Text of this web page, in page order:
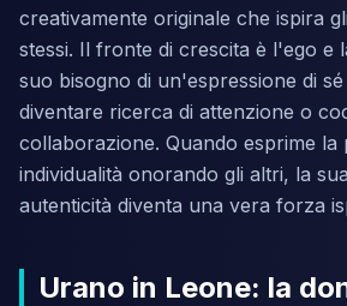
creativamente originale che ispira
stessi. Il fronte di crescita è l'ego e
suo bisogno di un'espressione di
diventare ricerca di attenzione o
collaborazione. Quando esprime la
individualità onorando gli altri, la
autenticità diventa una vera forza
Urano in Leone: la